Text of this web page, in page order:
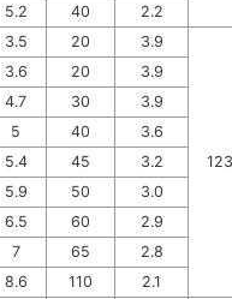
5.2 40 2.2
3.5 20 3.9
3.6 20 3.9
4.7 30
3.9
5 40
3.6
5.4 45
3.2
5.9 50
3.0
6.5 60
2.9
7 65
2.8
8.6 110 2.1